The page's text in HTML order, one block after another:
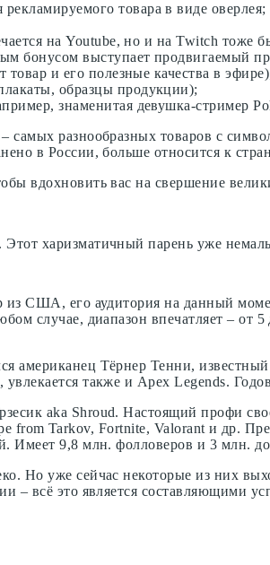
товара в виде оверлея;
на Youtube, но и на Twitch тоже
бонусом выступает продвигаемый
товар и его полезные качества в
образцы продукции);
знаменитая девушка-стример
самых разнообразных товаров с
в России, больше относится к
вдохновить вас на свершение
харизматичный парень уже
США, его аудитория на данный
случае, диапазон впечатляет – от
американец Тёрнер Тенни,
также и Apex Legends.
aka Shroud. Настоящий профи
from Tarkov, Fortnite, Valorant и др.
Имеет 9,8 млн. фолловеров и 3 млн.
Но уже сейчас некоторые из них
– всё это является составляющими